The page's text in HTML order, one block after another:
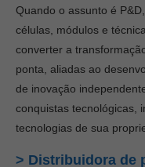
Quando o assunto é
células, módulos e
converter a
ponta, aliadas ao
de inovação
conquistas tecnológicas,
tecnologias de sua
> Distribuidora de